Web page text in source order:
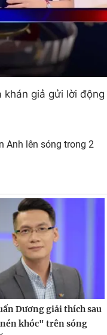
khán giả gửi lời động
Anh lên sóng trong 2
Dương giải thích sau
khóc" trên sóng